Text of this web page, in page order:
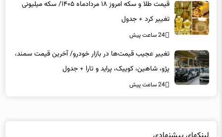
قیمت طلا و سکه امروز ۱۸ مردادماه ۱۴۰۵/ سکه میلیونی
تغییر کرد + جدول
24 ساعت پیش
تغییر عجیب قیمت‌ها در بازار خودرو/ آخرین قیمت سمند،
پژو، شاهین، کوییک، پراید و تارا + جدول
24 ساعت پیش